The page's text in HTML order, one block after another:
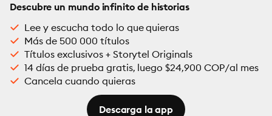
Descubre un mundo infinito de historias
Lee y escucha todo lo que quieras
Más de 500 000 títulos
Títulos exclusivos + Storytel Originals
14 días de prueba gratis, luego $24,900 COP/al mes
Cancela cuando quieras
Descarga la app